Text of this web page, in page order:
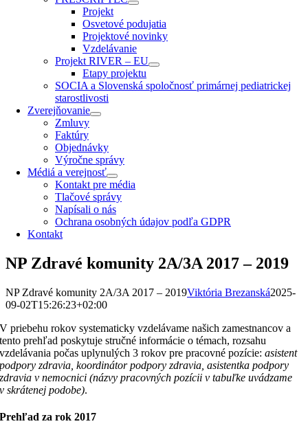
Projekt
Osvetové podujatia
Projektové novinky
Vzdelávanie
Projekt RIVER – EU
Etapy projektu
SOCIA a Slovenská spoločnosť primárnej pediatrickej
starostlivosti
Zverejňovanie
Zmluvy
Faktúry
Objednávky
Výročne správy
Médiá a verejnosť
Kontakt pre média
Tlačové správy
Napísali o nás
Ochrana osobných údajov podľa GDPR
Kontakt
NP Zdravé komunity 2A/3A 2017 – 2019
NP Zdravé komunity 2A/3A 2017 – 2019Viktória Brezanská2025-
09-02T15:26:23+02:00
V priebehu rokov systematicky vzdelávame našich zamestnancov a
tento prehľad poskytuje stručné informácie o témach, rozsahu
vzdelávania počas uplynulých 3 rokov pre pracovné pozície:asistent
podpory zdravia, koordinátor podpory zdravia, asistentka podpory
zdravia v nemocnici (názvy pracovných pozícii v tabuľke uvádzame
v skrátenej podobe).
Prehľad za rok 2017